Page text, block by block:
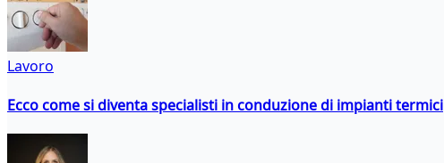
Lavoro
Ecco come si diventa specialisti in conduzione di impianti termici